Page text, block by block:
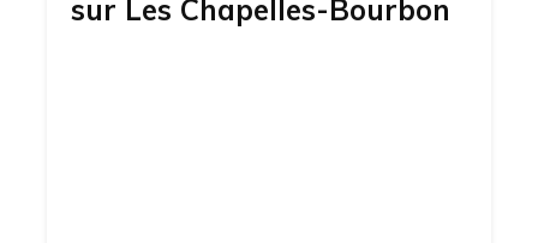
sur Les Chapelles-Bourbon